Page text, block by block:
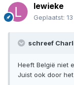
lewieke
Geplaatst:
schreef
Heeft België niet
Juist ook door